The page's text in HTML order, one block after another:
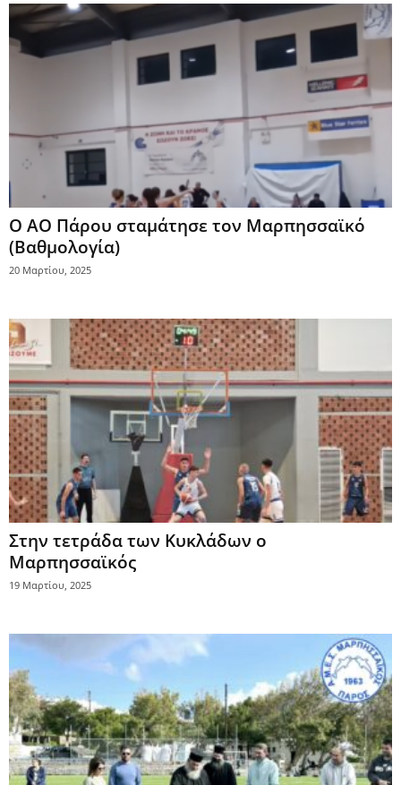
Ο ΑΟ Πάρου σταμάτησε τον Μαρπησσαϊκό
(Βαθμολογία)
20 Μαρτίου, 2025
Στην τετράδα των Κυκλάδων ο
Μαρπησσαϊκός
19 Μαρτίου, 2025